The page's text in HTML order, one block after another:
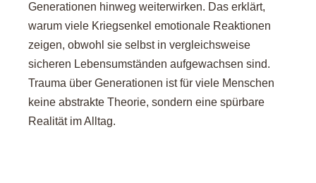
Generationen hinweg weiterwirken. Das erklärt,
warum viele Kriegsenkel emotionale Reaktionen
zeigen, obwohl sie selbst in vergleichsweise
sicheren Lebensumständen aufgewachsen sind.
Trauma über Generationen ist für viele Menschen
keine abstrakte Theorie, sondern eine spürbare
Realität im Alltag.